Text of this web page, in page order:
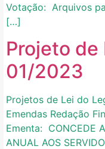
Votação: Arquivos
[…]
Projeto de
01/2023
Projetos de Lei do
Emendas Redação
Ementa: CONCEDE
ANUAL AOS